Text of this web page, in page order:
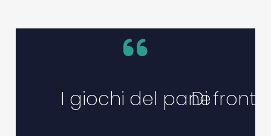
I giochi del pane
Di